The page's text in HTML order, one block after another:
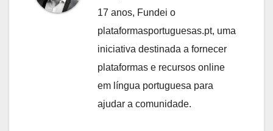
17 anos, Fundei o
plataformasportuguesas.pt, uma
iniciativa destinada a fornecer
plataformas e recursos online
em língua portuguesa para
ajudar a comunidade.